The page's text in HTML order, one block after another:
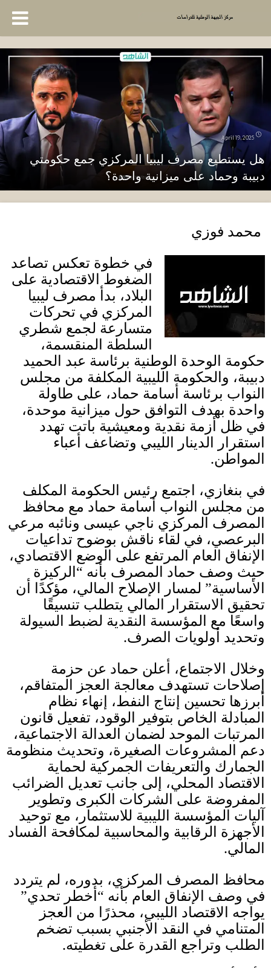
April 19, 2025
هل يستطيع مصرف ليبيا المركزي جمع حكومتي
دبيبة وحماد على ميزانية واحدة؟
محمد فوزي
في خطوة تعكس تصاعد
الضغوط الاقتصادية على
البلاد، بدأ مصرف ليبيا
المركزي في تحركات
متسارعة لجمع شطري
السلطة المنقسمة،
حكومة الوحدة الوطنية برئاسة عبد الحميد
دبيبة، والحكومة الليبية المكلفة من مجلس
النواب برئاسة أسامة حماد، على طاولة
واحدة بهدف التوافق حول ميزانية موحدة،
في ظل أزمة نقدية ومعيشية باتت تهدد
استقرار الدينار الليبي وتضاعف أعباء
المواطن.
في بنغازي، اجتمع رئيس الحكومة المكلف
من مجلس النواب أسامة حماد مع محافظ
المصرف المركزي ناجي عيسى ونائبه مرعي
البرعصي، في لقاء ناقش بوضوح تداعيات
الإنفاق العام المرتفع على الوضع الاقتصادي،
حيث وصف حماد المصرف بأنه “الركيزة
الأساسية” لمسار الإصلاح المالي، مؤكدًا أن
تحقيق الاستقرار المالي يتطلب تنسيقًا
واسعًا مع المؤسسة النقدية لضبط السيولة
وتحديد أولويات الصرف.
وخلال الاجتماع، أعلن حماد عن حزمة
إصلاحات تستهدف معالجة العجز المتفاقم،
أبرزها تحسين إنتاج النفط، إنهاء نظام
المبادلة الخاص بتوفير الوقود، تفعيل قانون
المرتبات الموحد لضمان العدالة الاجتماعية،
دعم المشروعات الصغيرة، وتحديث منظومة
الجمارك والتعريفات الجمركية لحماية
الاقتصاد المحلي، إلى جانب تعديل الضرائب
المفروضة على الشركات الكبرى وتطوير
آليات المؤسسة الليبية للاستثمار، مع توحيد
الأجهزة الرقابية والمحاسبية لمكافحة الفساد
المالي.
محافظ المصرف المركزي، بدوره، لم يتردد
في وصف الإنفاق العام بأنه “أخطر تحدي”
يواجه الاقتصاد الليبي، محذرًا من العجز
المتنامي في النقد الأجنبي بسبب تضخم
الطلب وتراجع القدرة على تغطيته.